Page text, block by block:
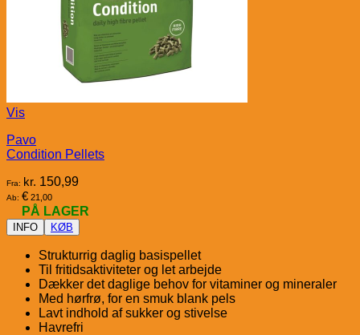
Vis
Pavo
Condition Pellets
Fra: kr. 150,99
Ab: € 21,00
PÅ LAGER
INFO KØB
Strukturrig daglig basispellet
Til fritidsaktiviteter og let arbejde
Dækker det daglige behov for vitaminer og mineraler
Med hørfrø, for en smuk blank pels
Lavt indhold af sukker og stivelse
Havrefri